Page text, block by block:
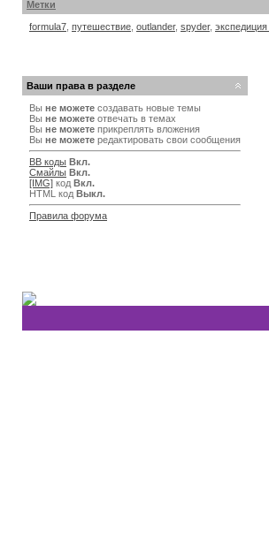
Метки
formula7 путешествие outlander, spyder,
Ваши права в разделе
Вы не можете создавать новые темы
Вы не можете отвечать в темах
Вы не можете прикреплять вложения
Вы не можете редактировать свои сообщения
BB коды Вкл.
Смайлы Вкл.
[IMG] код Вкл.
HTML код Выкл.
Правила форума